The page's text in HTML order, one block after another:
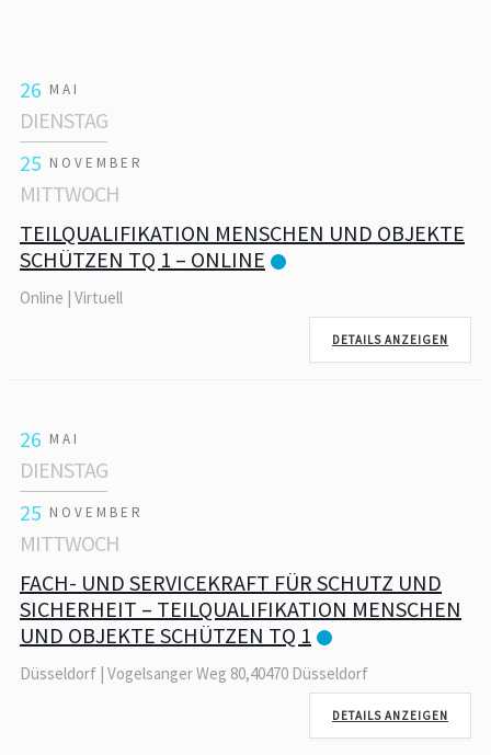
26 MAI
DIENSTAG
25 NOVEMBER
MITTWOCH
TEILQUALIFIKATION MENSCHEN UND OBJEKTE
SCHÜTZEN TQ 1 – ONLINE
Online | Virtuell
DETAILS ANZEIGEN
26 MAI
DIENSTAG
25 NOVEMBER
MITTWOCH
FACH- UND SERVICEKRAFT FÜR SCHUTZ UND
SICHERHEIT – TEILQUALIFIKATION MENSCHEN
UND OBJEKTE SCHÜTZEN TQ 1
Düsseldorf | Vogelsanger Weg 80,40470 Düsseldorf
DETAILS ANZEIGEN